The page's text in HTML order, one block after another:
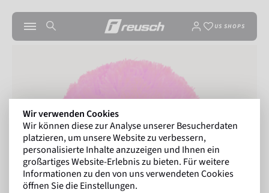
US SHOPS
Wir verwenden Cookies
Wir können diese zur Analyse unserer Besucherdaten
platzieren, um unsere Website zu verbessern,
personalisierte Inhalte anzuzeigen und Ihnen ein
großartiges Website-Erlebnis zu bieten. Für weitere
Informationen zu den von uns verwendeten Cookies
öffnen Sie die Einstellungen.